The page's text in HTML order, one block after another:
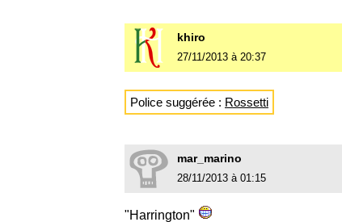
khiro
27/11/2013 à 20:37
Police suggérée : Rossetti
mar_marino
28/11/2013 à 01:15
"Harrington"